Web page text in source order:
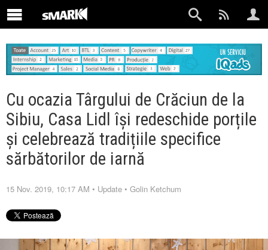
Cu ocazia Târgului de Crăciun de la
Sibiu, Casa Lidl își redeschide porțile
și celebrează tradițiile specifice
sărbătorilor de iarnă
15 Nov. 2019, 10:17 AM • Update • Golin Ketchum